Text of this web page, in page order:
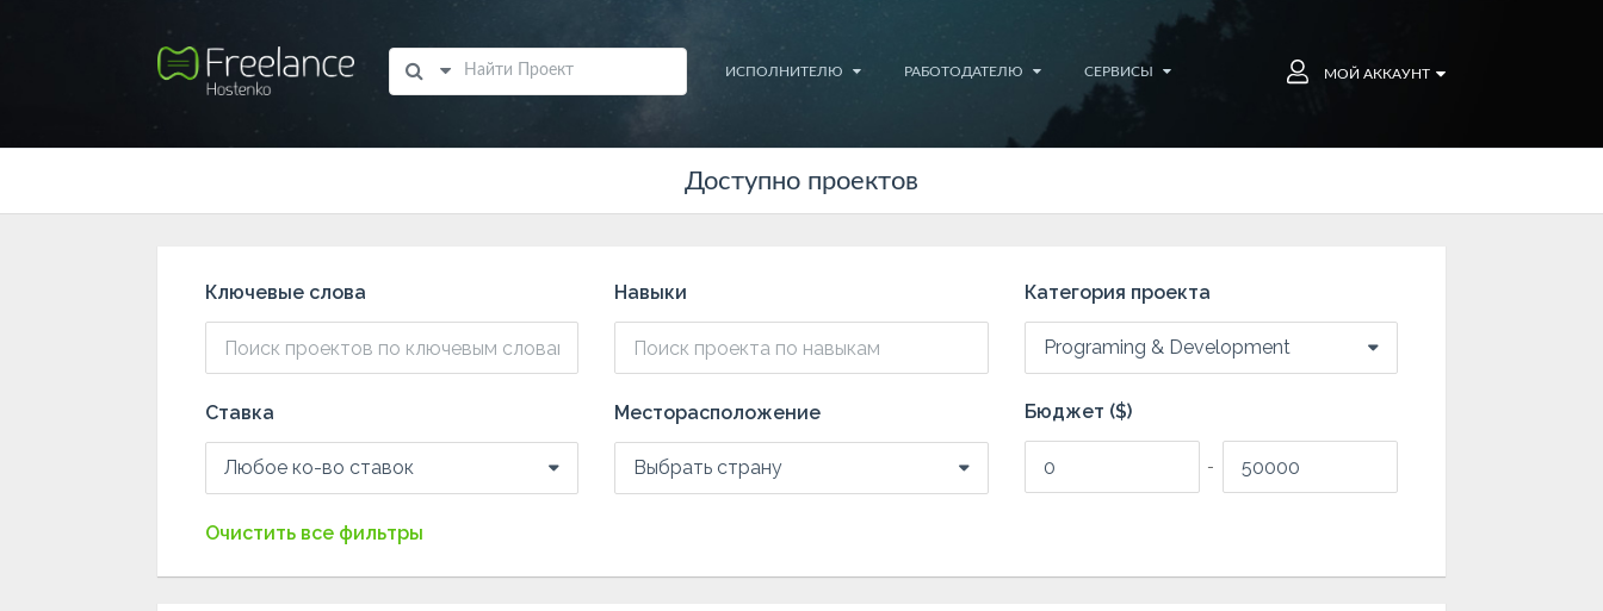
ИСПОЛНИТЕЛЮ РАБОТОДАТЕЛЮ СЕРВИСЫ МОЙ АККАУНТ
Доступно проектов
Ключевые слова Навыки Категория проекта
Programing & Development
Ставка
Любое ко-во ставок
Месторасположение
Выбрать страну
Бюджет ($)
-
Очистить все фильтры